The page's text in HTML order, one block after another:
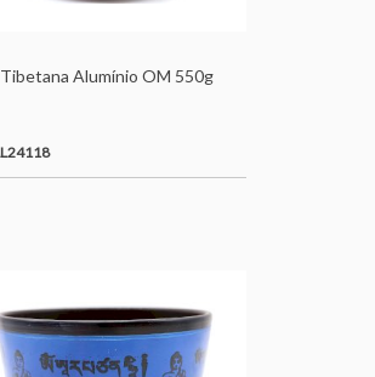
Tibetana Alumínio OM 550g